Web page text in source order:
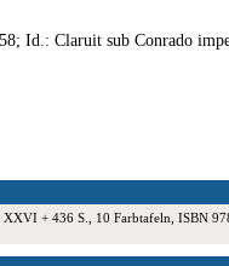
Id.: Claruit sub Conrado
+ 436 S., 10 Farbtafeln, ISBN